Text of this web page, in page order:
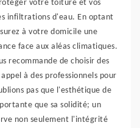
votre toiture et vos
infiltrations d'eau. En optant
à votre domicile une
face aux aléas climatiques.
recommande de choisir des
à des professionnels pour
pas que l'esthétique de
que sa solidité; un
non seulement l'intégrité